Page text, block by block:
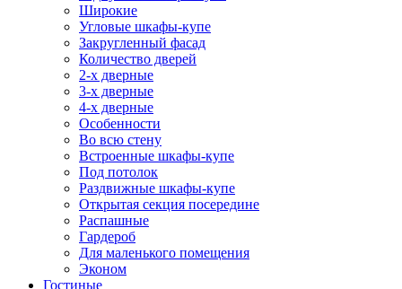
Широкие
Угловые шкафы-купе
Закругленный фасад
Количество дверей
2-х дверные
3-х дверные
4-х дверные
Особенности
Во всю стену
Встроенные шкафы-купе
Под потолок
Раздвижные шкафы-купе
Открытая секция посередине
Распашные
Гардероб
Для маленького помещения
Эконом
Гостиные